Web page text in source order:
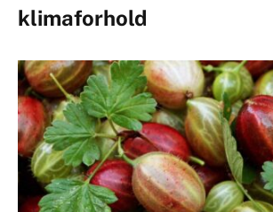
klimaforhold